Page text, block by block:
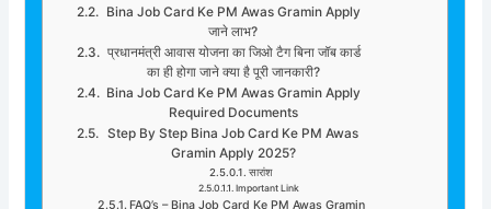
Bina Job Card Ke PM Awas Gramin Apply
जाने लाभ?
प्रधानमंत्री आवास योजना का जिओ टैग बिना जॉब कार्ड
का ही होगा जाने क्या है पूरी जानकारी?
Bina Job Card Ke PM Awas Gramin Apply
Required Documents
Step By Step Bina Job Card Ke PM Awas
Gramin Apply 2025?
सारांश
Important Link
FAQ’s – Bina Job Card Ke PM Awas Gramin